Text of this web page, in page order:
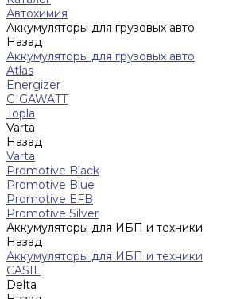
Автохимия
Аккумуляторы для грузовых авто
Назад
Аккумуляторы для грузовых авто
Atlas
Energizer
GIGAWATT
Topla
Varta
Назад
Varta
Promotive Black
Promotive Blue
Promotive EFB
Promotive Silver
Аккумуляторы для ИБП и техники
Назад
Аккумуляторы для ИБП и техники
CASIL
Delta